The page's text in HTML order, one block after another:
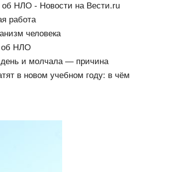
об НЛО - Новости на Вести.ru
работа
человека
об НЛО
и молчала — причина
в новом учебном году: в чём